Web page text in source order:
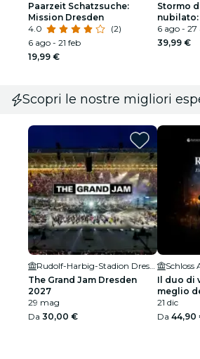
Paarzeit Schatzsuche:
Mission Dresden
4.0
(2)
6 ago - 21 feb
19,99 €
Stormo
nubilato:
da addio
Neustadt
6 ago - 27
39,99 €
Scopri le nostre migliori
Rudolf-Harbig-Stadion Dresden
The Grand Jam Dresden
2027
29 mag
Da 30,00 €
Schloss
Il duo di
meglio
21 dic
Da 44,90